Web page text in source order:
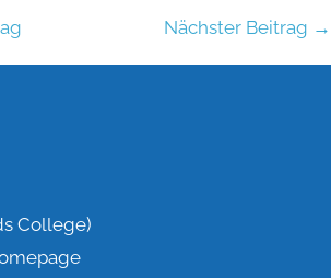
Nächster Beitrag →
College)